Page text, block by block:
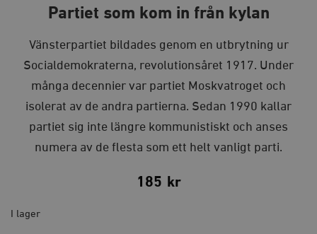
Partiet som kom in från kylan
Vänsterpartiet bildades genom en utbrytning ur
Socialdemokraterna, revolutionsåret 1917. Under
många decennier var partiet Moskvatroget och
isolerat av de andra partierna. Sedan 1990 kallar
partiet sig inte längre kommunistiskt och anses
numera av de flesta som ett helt vanligt parti.
185 kr
I lager